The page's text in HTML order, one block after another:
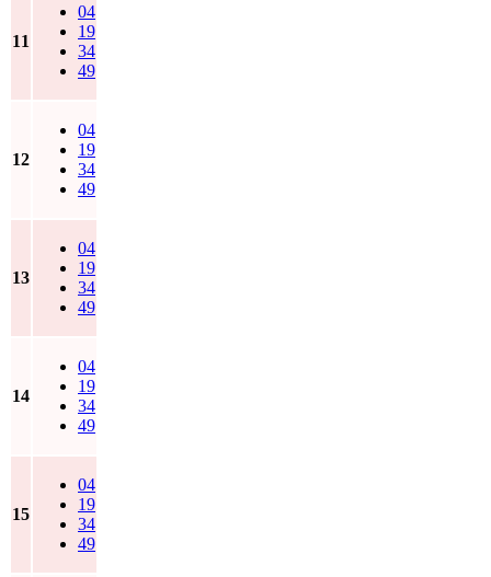
11
04
19
34
49
12
04
19
34
49
13
04
19
34
49
14
04
19
34
49
15
04
19
34
49